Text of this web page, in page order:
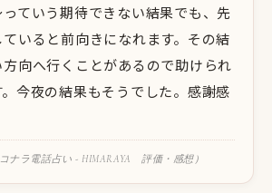
ていう期待できない結果でも、先
いると前向きになれます。その結
向へ行くことがあるので助けられ
今夜の結果もそうでした。感謝感
コナラ電話占い - HIMARAYA 評価・感想）